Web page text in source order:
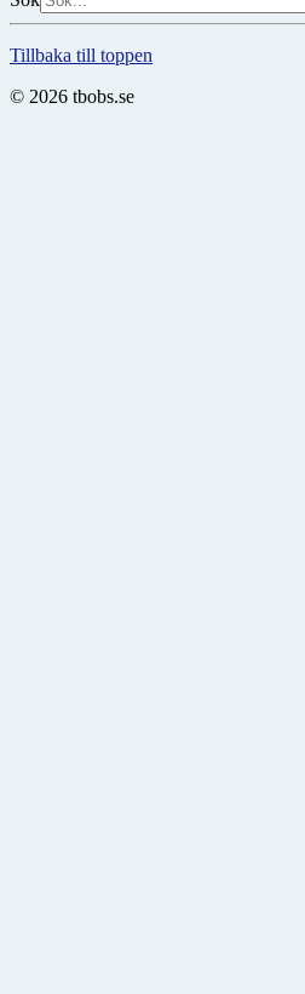
Tillbaka till toppen
© 2026 tbobs.se